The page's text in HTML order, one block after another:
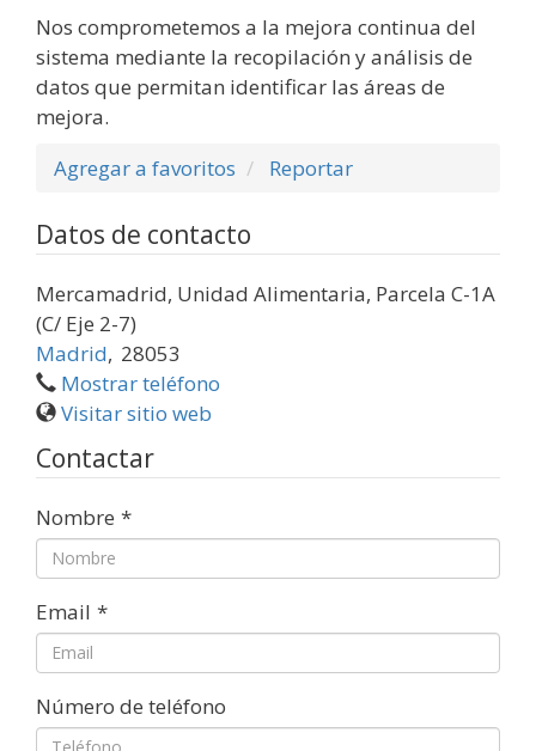
Nos comprometemos a la mejora continua del
sistema mediante la recopilación y análisis de
datos que permitan identificar las áreas de
mejora.
Agregar a favoritos
Reportar
Datos de contacto
Mercamadrid, Unidad Alimentaria, Parcela C-1A
(C/ Eje 2-7)
Madrid, 28053
Mostrar teléfono
Visitar sitio web
Contactar
Nombre *
Email *
Número de teléfono